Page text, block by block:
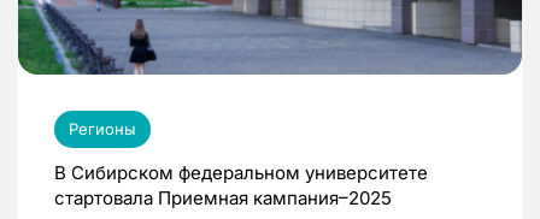
Регионы
В Сибирском федеральном университете
стартовала Приемная кампания–2025